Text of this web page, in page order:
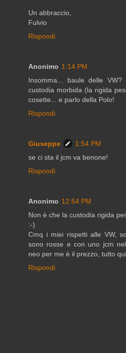
Un abbraccio,
Fulvio
Rispondi
Anonimo 1:14 PM
Insomma... baule delle
custodia morbida (la rigida
cosette... e parlo della Polo!
Rispondi
Giuseppe
1:54 PM
se ci sta il jcm va benone!
Rispondi
Anonimo 12:54 PM
Non è che la custodia rigida
:-)
Cmq i miei rispetti alle VW,
sono rosse e con uno jcm
neo per me è il prezzo, tutto
Rispondi